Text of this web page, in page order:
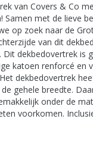
van Covers & Co
Samen met de lieve
op zoek naar de
van dit
dekbedovertrek is
katoen renforcé en
dekbedovertrek
gehele breedte.
onder de
voorkomen.